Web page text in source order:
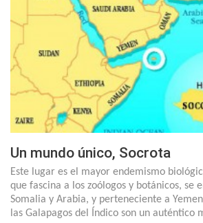
Un mundo único, Socrota
Este lugar es el mayor endemismo
que fascina a los zoólogos y botánicos, se
Somalia y Arabia, y perteneciente a
las Galapagos del Índico son un auténtico